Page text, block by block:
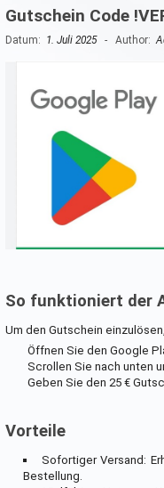
Gutschein Code
Datum: 1. Juli 2025- Author:
So funktioniert der
Um den Gutschein
Öffnen Sie den Google
Scrollen Sie nach unten
Geben Sie den 25 €
Vorteile
Sofortiger Versand:
Bestellung.